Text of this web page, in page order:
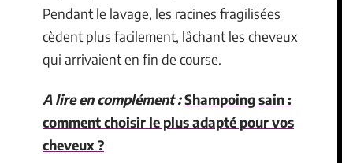
Pendant le lavage, les racines fragilisées
cèdent plus facilement, lâchant les cheveux
qui arrivaient en fin de course.
A lire en complément :Shampoing sain :
comment choisir le plus adapté pour vos
cheveux ?